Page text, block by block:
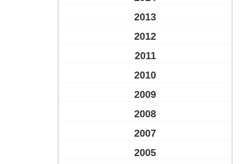
2013
2012
2011
2010
2009
2008
2007
2005